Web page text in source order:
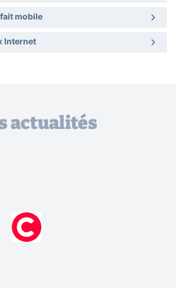
mobile
Internet
actualités